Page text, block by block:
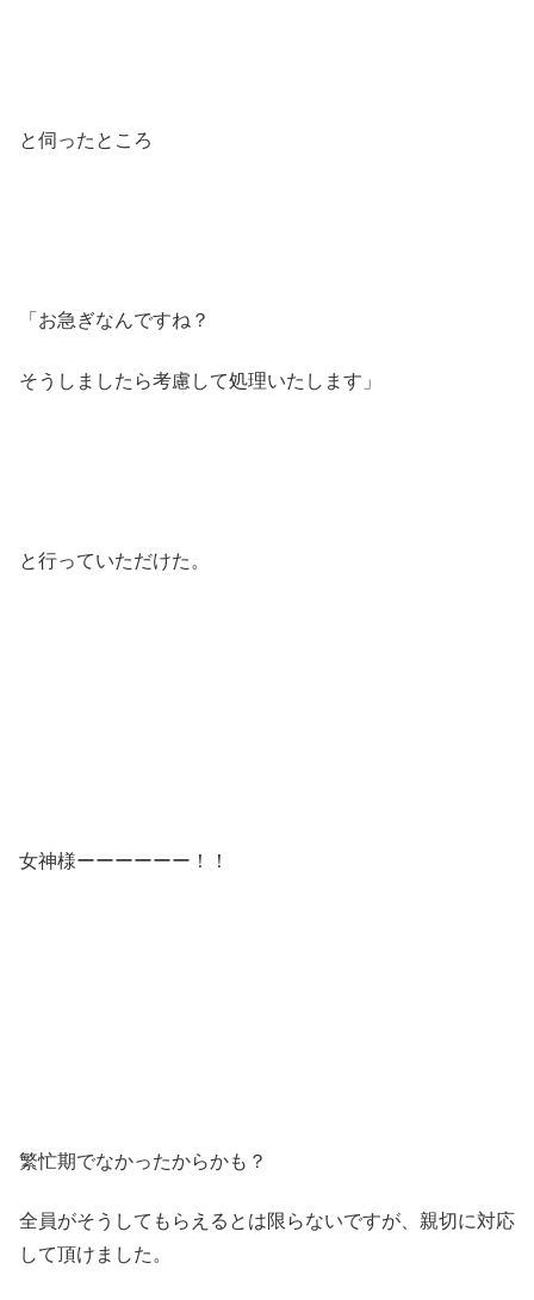
と伺ったところ
「お急ぎなんですね？
そうしましたら考慮して処理いたします」
と行っていただけた。
女神様ーーーーーー！！
繁忙期でなかったからかも？
全員がそうしてもらえるとは限らないですが、親切に対応
して頂けました。